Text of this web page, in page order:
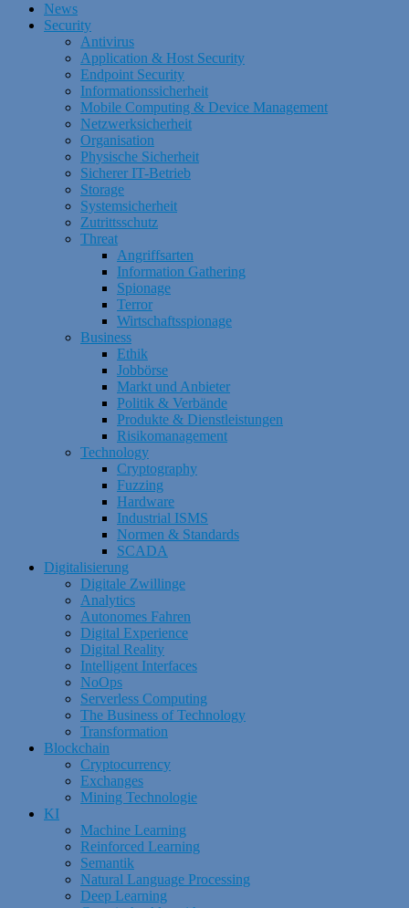
News
Security
Antivirus
Application & Host Security
Endpoint Security
Informationssicherheit
Mobile Computing & Device Management
Netzwerksicherheit
Organisation
Physische Sicherheit
Sicherer IT-Betrieb
Storage
Systemsicherheit
Zutrittsschutz
Threat
Angriffsarten
Information Gathering
Spionage
Terror
Wirtschaftsspionage
Business
Ethik
Jobbörse
Markt und Anbieter
Politik & Verbände
Produkte & Dienstleistungen
Risikomanagement
Technology
Cryptography
Fuzzing
Hardware
Industrial ISMS
Normen & Standards
SCADA
Digitalisierung
Digitale Zwillinge
Analytics
Autonomes Fahren
Digital Experience
Digital Reality
Intelligent Interfaces
NoOps
Serverless Computing
The Business of Technology
Transformation
Blockchain
Cryptocurrency
Exchanges
Mining Technologie
KI
Machine Learning
Reinforced Learning
Semantik
Natural Language Processing
Deep Learning